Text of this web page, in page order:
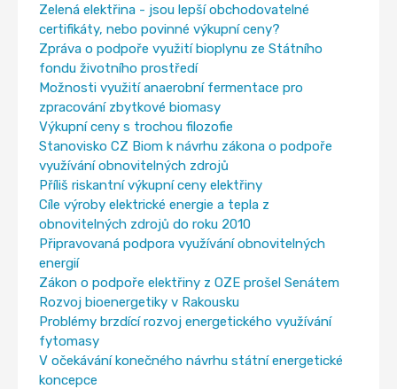
Zelená elektřina - jsou lepší obchodovatelné
certifikáty, nebo povinné výkupní ceny?
Zpráva o podpoře využití bioplynu ze Státního
fondu životního prostředí
Možnosti využití anaerobní fermentace pro
zpracování zbytkové biomasy
Výkupní ceny s trochou filozofie
Stanovisko CZ Biom k návrhu zákona o podpoře
využívání obnovitelných zdrojů
Příliš riskantní výkupní ceny elektřiny
Cíle výroby elektrické energie a tepla z
obnovitelných zdrojů do roku 2010
Připravovaná podpora využívání obnovitelných
energií
Zákon o podpoře elektřiny z OZE prošel Senátem
Rozvoj bioenergetiky v Rakousku
Problémy brzdící rozvoj energetického využívání
fytomasy
V očekávání konečného návrhu státní energetické
koncepce